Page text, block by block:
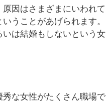
因はさまざまにいわれて
うことがあげられます。
は結婚もしないという女
な女性がたくさん職場で